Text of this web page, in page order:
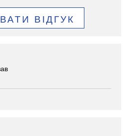
ВІДГУК